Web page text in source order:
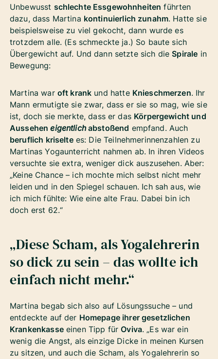
Unbewusst schlechte Essgewohnheiten führten
dazu, dass Martina kontinuierlich zunahm. Hatte sie
beispielsweise zu viel gekocht, dann wurde es
trotzdem alle. (Es schmeckte ja.) So baute sich
Übergewicht auf. Und dann setzte sich dieSpirale in
Bewegung:
Martina war oft krank und hatte Knieschmerzen. Ihr
Mann ermutigte sie zwar, dass er sie so mag, wie sie
ist, doch sie merkte, dass er das Körpergewicht und
Ausseheneigentlichabstoßend empfand. Auch
beruflich kriseltees: Die Teilnehmerinnenzahlen zu
Martinas Yogaunterricht nahmen ab. In ihren Videos
versuchte sie extra, weniger dick auszusehen. Aber:
„Keine Chance – ich mochte mich selbst nicht mehr
leiden und in den Spiegel schauen. Ich sah aus, wie
ich mich fühlte: Wie eine alte Frau. Dabei bin ich
doch erst 62.“
„Diese Scham, als Yogalehrerin
so dick zu sein – das wollte ich
einfach nicht mehr.“
Martina begab sich also auf Lösungssuche – und
entdeckte auf der Homepage ihrer gesetzlichen
Krankenkasseeinen Tipp fürOviva. „Es war ein
wenig die Angst, als einzige Dicke in meinen Kursen
zu sitzen, und auch die Scham, als Yogalehrerin so